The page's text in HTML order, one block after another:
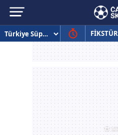
FİKSTÜR